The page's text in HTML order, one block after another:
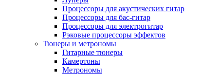
Процессоры для акустических гитар
Процессоры для бас-гитар
Процессоры для электрогитар
Рэковые процессоры эффектов
Тюнеры и метрономы
Гитарные тюнеры
Камертоны
Метрономы